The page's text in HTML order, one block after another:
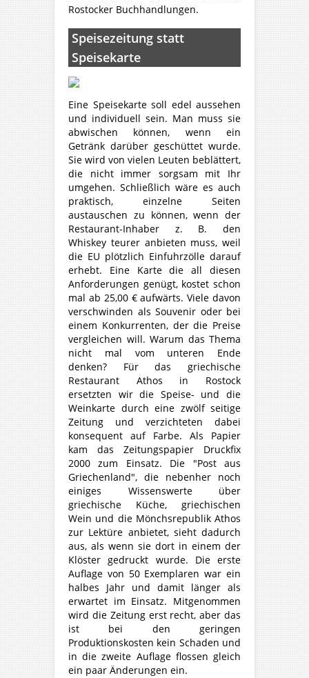
Rostocker Buchhandlungen.
Speisezeitung statt
Speisekarte
Eine Speisekarte soll edel aussehen
und individuell sein. Man muss sie
abwischen können, wenn ein
Getränk darüber geschüttet wurde.
Sie wird von vielen Leuten beblättert,
die nicht immer sorgsam mit Ihr
umgehen. Schließlich wäre es auch
praktisch, einzelne Seiten
austauschen zu können, wenn der
Restaurant-Inhaber z. B. den
Whiskey teurer anbieten muss, weil
die EU plötzlich Einfuhrzölle darauf
erhebt. Eine Karte die all diesen
Anforderungen genügt, kostet schon
mal ab 25,00 € aufwärts. Viele davon
verschwinden als Souvenir oder bei
einem Konkurrenten, der die Preise
vergleichen will. Warum das Thema
nicht mal vom unteren Ende
denken? Für das griechische
Restaurant Athos in Rostock
ersetzten wir die Speise- und die
Weinkarte durch eine zwölf seitige
Zeitung und verzichteten dabei
konsequent auf Farbe. Als Papier
kam das Zeitungspapier Druckfix
2000 zum Einsatz. Die "Post aus
Griechenland", die nebenher noch
einiges Wissenswerte über
griechische Küche, griechischen
Wein und die Mönchsrepublik Athos
zur Lektüre anbietet, sieht dadurch
aus, als wenn sie dort in einem der
Klöster gedruckt wurde. Die erste
Auflage von 50 Exemplaren war ein
halbes Jahr und damit länger als
erwartet im Einsatz. Mitgenommen
wird die Zeitung erst recht, aber das
ist bei den geringen
Produktionskosten kein Schaden und
in die zweite Auflage flossen gleich
ein paar Änderungen ein.